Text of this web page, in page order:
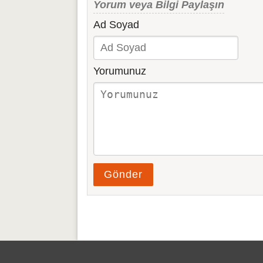
Yorum veya Bilgi Paylaşın
Ad Soyad
Yorumunuz
Gönder